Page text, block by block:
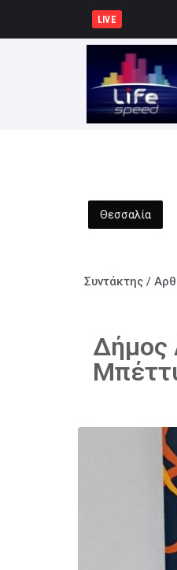
LIVE
Θεσσαλία
Συντάκτης /
Δήμος